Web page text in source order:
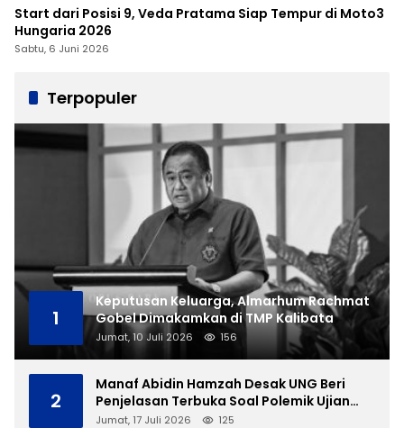
Start dari Posisi 9, Veda Pratama Siap Tempur di Moto3
Hungaria 2026
Sabtu, 6 Juni 2026
Terpopuler
1
Keputusan Keluarga, Almarhum Rachmat
Gobel Dimakamkan di TMP Kalibata
Jumat, 10 Juli 2026 156
2
Manaf Abidin Hamzah Desak UNG Beri
Penjelasan Terbuka Soal Polemik Ujian
Skripsi Mahasiswi
Jumat, 17 Juli 2026 125